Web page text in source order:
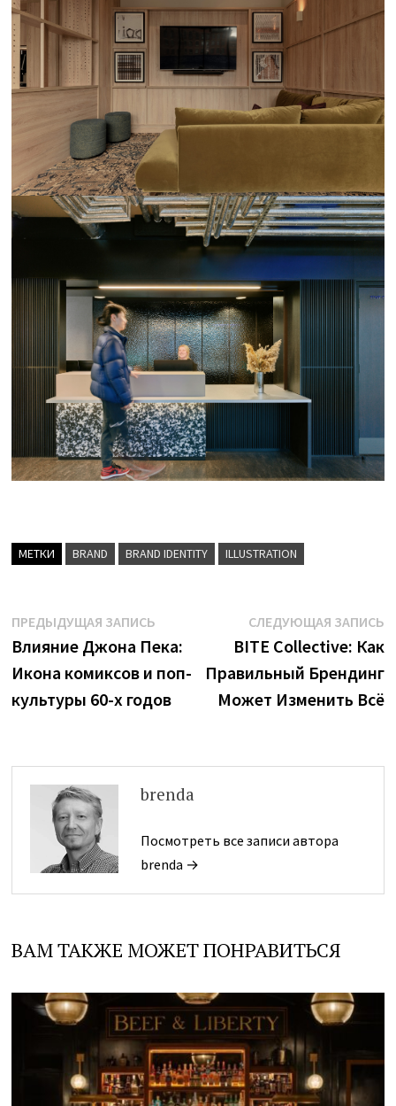
МЕТКИ BRAND BRAND IDENTITY ILLUSTRATION
Навигация
по
записям
ПРЕДЫДУЩАЯ ЗАПИСЬ
запись:
Влияние Джона Пека:
Икона комиксов и поп-
культуры 60-х годов
СЛЕДУЮЩАЯ ЗАПИСЬ
BITE Collective: Как
Правильный Брендинг
Может Изменить Всё
brenda
Посмотреть все записи автора
brenda →
ВАМ ТАКЖЕ МОЖЕТ ПОНРАВИТЬСЯ